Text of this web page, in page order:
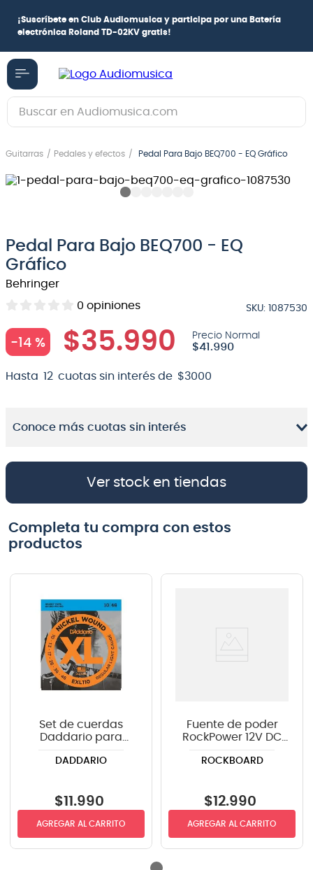
¡Suscríbete en Club Audiomusica y participa por una Batería
electrónica Roland TD-02KV gratis!
Buscar en Audiomusica.com
Guitarras Pedales y efectos Pedal Para Bajo BEQ700 - EQ Gráfico
Pedal Para Bajo BEQ700 - EQ
Gráfico
Behringer
0 opiniones SKU: 1087530
-14 % $35.990 $41 .990
Hasta 12 cuotas sin interés de $3000
Conoce más cuotas sin interés
Ver stock en tiendas
Completa tu compra con estos
productos
Set de cuerdas
Daddario para
EXL110 .010-.046
DADDARIO
$11 .990
AGREGAR AL CARRITO
Fuente de poder
RockPower 12V DC
ROCKBOARD
$12.990
AGREGAR AL CARRITO
guitarra electrica
.
bajo
pioneerdj
5.
amplificador
6.
guitarra
8
bateria
9.
micrófono
10. violin